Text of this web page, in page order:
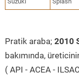
Pratik araba; 2010
bakımında,
( API - ACEA -